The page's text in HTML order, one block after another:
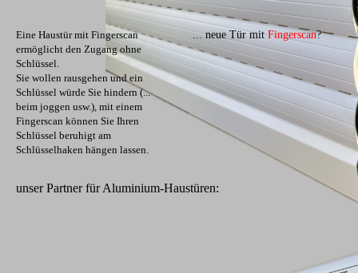
Eine Haustür mit Fingerscan
ermöglicht den Zugang ohne
Schlüssel.
Sie wollen rausgehen und ein
Schlüssel würde Sie hindern (...
beim joggen usw.), mit einem
Fingerscan können Sie Ihren
Schlüssel beruhigt am
Schlüsselhaken hängen lassen.
... neue Tür mitFingerscan?
unser Partner für Aluminium-Haustüren: